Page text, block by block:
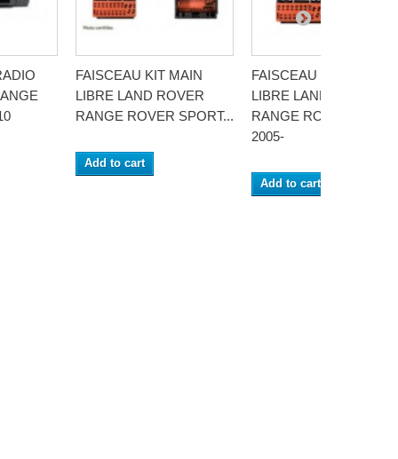
FAISCEAU KIT MAIN
LIBRE LAND ROVER
RANGE ROVER SPORT...
Add to cart
FAISCEAU KIT MAIN
LIBRE LANDROVER
RANGE ROVER
2005-
Add to cart